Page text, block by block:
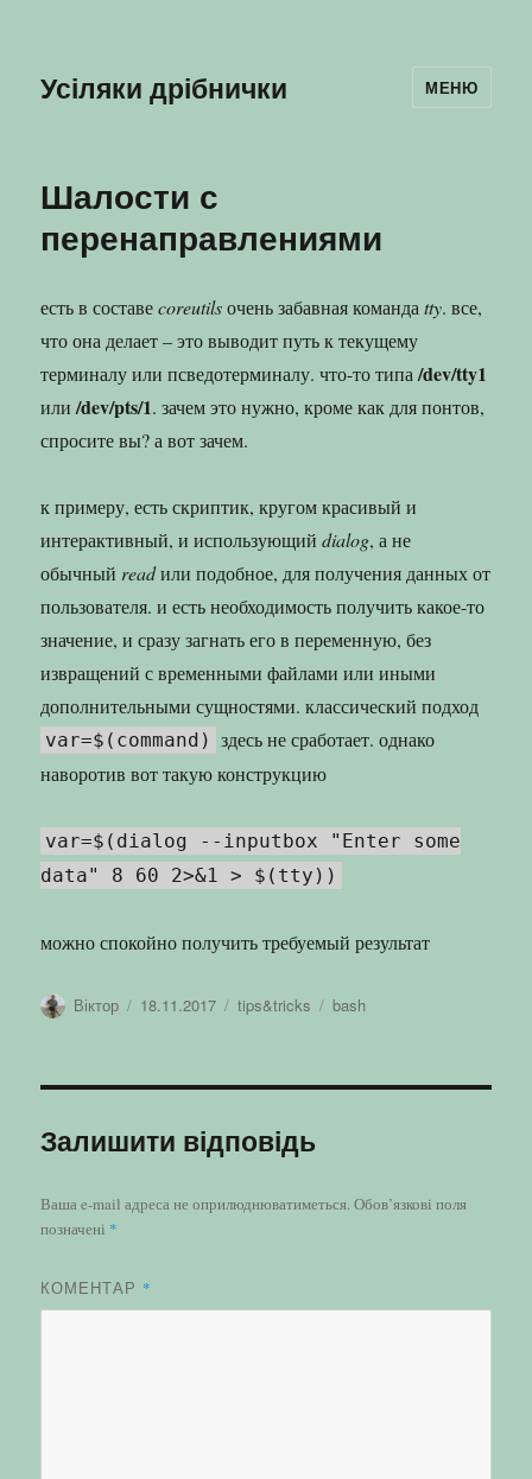
Усіляки дрібнички МЕНЮ
Шалости с
перенаправлениями
есть в составеcoreutilsочень забавная командаtty. все,
что она делает – это выводит путь к текущему
терминалу или псведотерминалу. что-то типа/dev/tty1
или/dev/pts/1. зачем это нужно, кроме как для понтов,
спросите вы? а вот зачем.
к примеру, есть скриптик, кругом красивый и
интерактивный, и использующийdialog, а не
обычный readили подобное, для получения данных от
пользователя. и есть необходимость получить какое-то
значение, и сразу загнать его в переменную, без
извращений с временными файлами или иными
дополнительными сущностями. классический подход
var=$(command) здесь не сработает. однако
наворотив вот такую конструкцию
var=$(dialog --inputbox "Enter some
data" 8 60 2>&1 > $(tty))
можно спокойно получить требуемый результат
Автор
Віктор Оприлюднено
18.11.2017 Категорії
tips&tricks Позначки
bash
Залишити відповідь
Ваша e-mail адреса не оприлюднюватиметься. Обов’язкові поля
позначені *
КОМЕНТАР *